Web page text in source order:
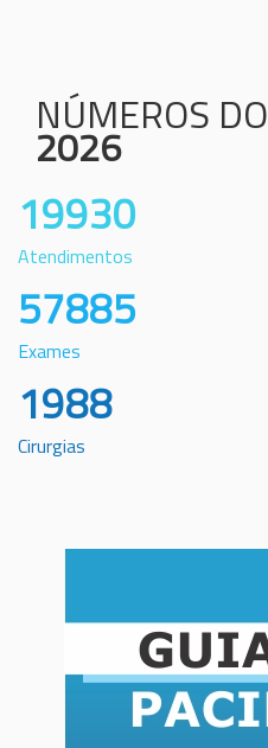
NÚMEROS DO
2026
19930
Atendimentos
57885
Exames
1988
Cirurgias